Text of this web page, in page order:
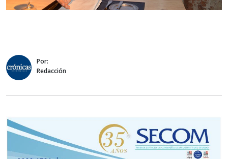
Por:
Redacción